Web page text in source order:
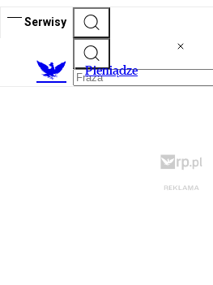
Serwisy
Pieniądze